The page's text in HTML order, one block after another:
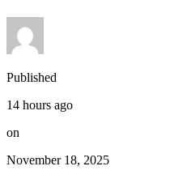
Published
14 hours ago
on
November 18, 2025